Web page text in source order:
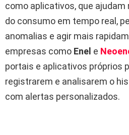
como aplicativos, que
do consumo em tempo real,
anomalias e agir mais
empresas como Enel e
portais e aplicativos próprios
registrarem e analisarem o
com alertas personalizados.